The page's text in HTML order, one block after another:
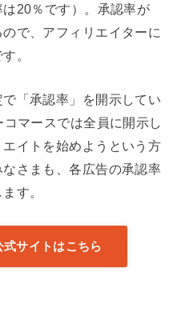
20％です）。承認率が
で、アフィリエイターに
。
「承認率」を開示してい
マースでは全員に開示し
イトを始めようという方
さまも、各広告の承認率
す。
サイトはこちら